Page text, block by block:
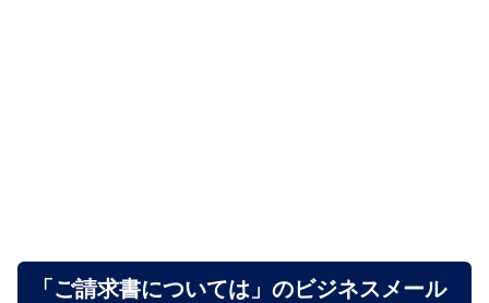
「ご請求書については」のビジネスメール